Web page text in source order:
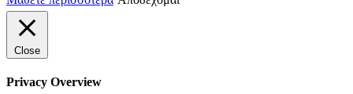
Close
Privacy Overview